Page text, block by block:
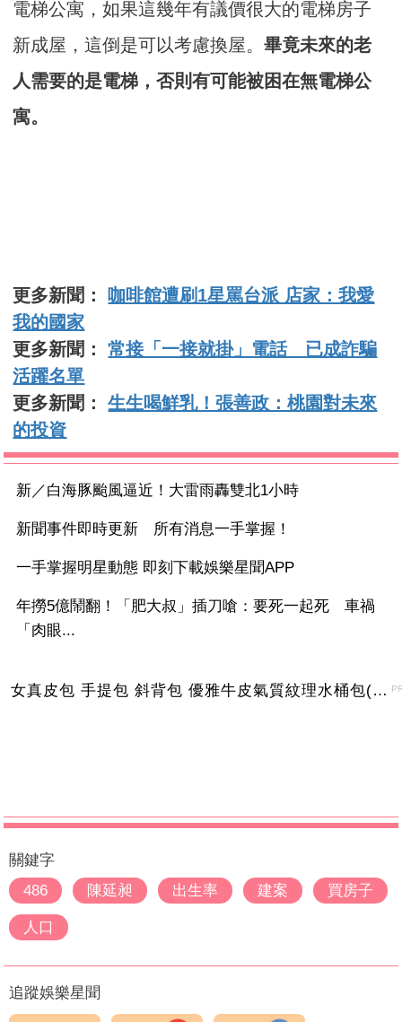
電梯公寓，如果這幾年有議價很大的電梯房子
新成屋，這倒是可以考慮換屋。畢竟未來的老
人需要的是電梯，否則有可能被困在無電梯公
寓。
更多新聞： 咖啡館遭刷1星罵台派 店家：我愛
我的國家
更多新聞：常接「一接就掛」電話 已成詐騙
活躍名單
更多新聞：生生喝鮮乳！張善政：桃園對未來
的投資
新／白海豚颱風逼近！大雷雨轟雙北1小時
新聞事件即時更新 所有消息一手掌握！
一手掌握明星動態 即刻下載娛樂星聞APP
年撈5億鬧翻！「肥大叔」插刀嗆：要死一起死 車禍
「肉眼...
女真皮包 手提包 斜背包 優雅牛皮氣質紋理水桶包(2色)【XBO7950112】＊艾美時尚(現+預)
關鍵字
486
陳延昶 出生率 建案 買房子
人口
追蹤娛樂星聞